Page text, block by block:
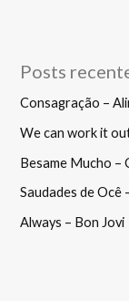
Posts
Consagração –
We can work it
Besame Mucho –
Saudades de Ocê
Always – Bon Jovi